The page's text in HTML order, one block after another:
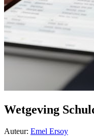
Wetgeving
Auteur: Emel Ersoy